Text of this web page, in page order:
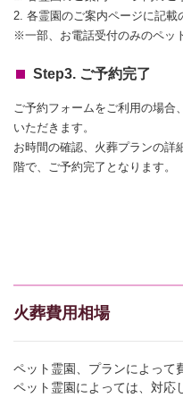
2. 各霊園のご案内ページに記
※一部、お電話受付のみのペッ
Step3. ご予約完了
ご予約フォームをご利用の場合
いただきます。
お時間の確認、火葬プランの詳
階で、ご予約完了となります。
火葬費用相場
ペット霊園、プランによって
ペット霊園によっては、対応